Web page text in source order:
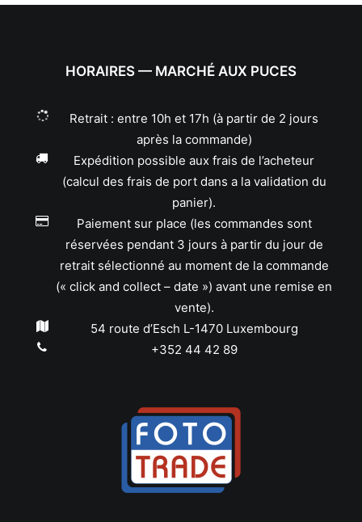
HORAIRES — MARCHÉ AUX PUCES
Retrait : entre 10h et 17h (à partir de 2 jours
après la commande)
Expédition possible aux frais de l’acheteur
(calcul des frais de port dans a la validation du
panier).
Paiement sur place (les commandes sont
réservées pendant 3 jours à partir du jour de
retrait sélectionné au moment de la commande
(« click and collect – date ») avant une remise en
vente).
54 route d’Esch L-1470 Luxembourg
+352 44 42 89